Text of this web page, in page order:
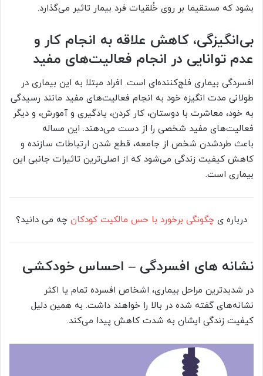
بشود که مستقیما بر روی خُلقیات فرد بیمار تاثیر می‌گذارد.
بی‌انگیزگی، کاهش علاقه به انجام کار و
عدم توانایی در انجام فعالیت‌های مفید
افسردگی بیماری فلج‌کننده‌ای است. افراد مبتلا به این بیماری در
طولانی مدت انگیزه‌ خود به انجام فعالیت‌های مفید مانند رسیدگی
به خود، معاشرت با دوستان، کار کردن، یادگیری و آمورش، و دیگر
فعالیت‌های مفید شخصی را از دست می‌دهند. این مساله
باعث طردشدن شخص از جامعه، قطع شدن ارتباطات سازنده و
کاهش کیفیت زندگی می‌شود که از اصلی‌ترین تاثیرات جانبی این
بیماری است.
درباره ی چگونگی برخورد با حس مالکیت کودکان چه می دانید؟
نشانه های افسردگی – احساس خودکشی
در شدیدترین مراحل بیماری، اشخاص افسرده تمام یا اکثر
نشانه‌های گفته شده در بالا را خواهند داشت. به همین دلیل
کیفیت زندگی ایشان به شدت کاهش پیدا می‌کند.